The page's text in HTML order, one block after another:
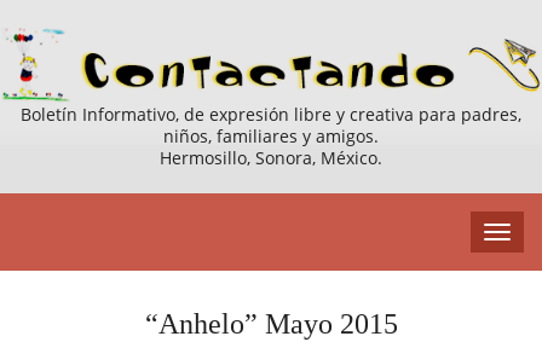
Boletín Informativo, de expresión libre y creativa para padres,
niños, familiares y amigos.
Hermosillo, Sonora, México.
“Anhelo” Mayo 2015